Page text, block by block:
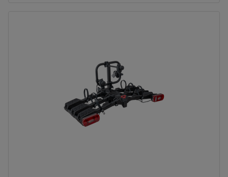
1390 mm
Abstand zwischen den Fahrrädern:
190 mm
kompatibel mit Elektrofahrrädern
klappbare Konstruktion, die weniger Platz einnimmt